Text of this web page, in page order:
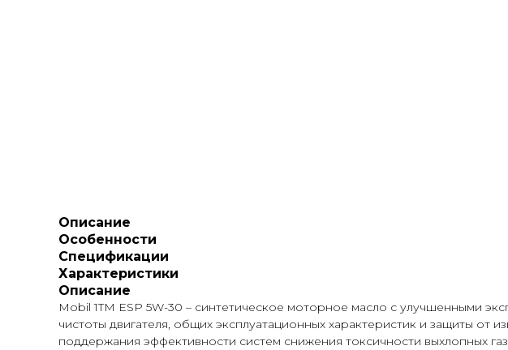
Описание
Особенности
Спецификации
Характеристики
Описание
Mobil 1TM ESP 5W-30 – синтетическое моторное масло с улучшенными
чистоты двигателя, общих эксплуатационных характеристик и защиты
поддержания эффективности систем снижения токсичности выхлопных